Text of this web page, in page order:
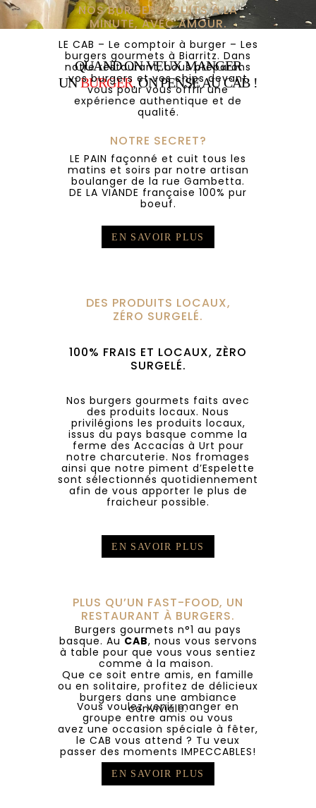
QUAND ON VEUX MANGER
UNBURGER, ON PENSE AU CAB !
E CAB – BURGERS GOURMETS À BIARRTZ..
NOS BURGERS, CUITS À LA
MINUTE, AVEC AMOUR.
LE CAB – Le comptoir à burger – Les
burgers gourmets à Biarritz. Dans
notre restaurant, nous préparons
vos burgers et vos chips devant
vous pour vous offrir une
expérience authentique et de
qualité.
NOTRE SECRET?
LE PAIN façonné et cuit tous les
matins et soirs par notre artisan
boulanger de la rue Gambetta.
DE LA VIANDE française 100% pur
boeuf.
EN SAVOIR PLUS
DES PRODUITS LOCAUX,
ZÉRO SURGELÉ.
100% FRAIS ET LOCAUX, ZÈRO
SURGELÉ.
Nos burgers gourmets faits avec
des produits locaux. Nous
privilégions les produits locaux,
issus du pays basque comme la
ferme des Accacias à Urt pour
notre charcuterie. Nos fromages
ainsi que notre piment d’Espelette
sont sélectionnés quotidiennement
afin de vous apporter le plus de
fraicheur possible.
EN SAVOIR PLUS
PLUS QU’UN FAST-FOOD, UN
RESTAURANT À BURGERS.
Burgers gourmets n°1 au pays
basque. Au CAB, nous vous servons
à table pour que vous vous sentiez
comme à la maison.
Que ce soit entre amis, en famille
ou en solitaire, profitez de délicieux
burgers dans une ambiance
conviviale.
Vous voulez venir manger en
groupe entre amis ou vous
avez une occasion spéciale à fêter,
le CAB vous attend ? Tu veux
passer des moments IMPECCABLES!
EN SAVOIR PLUS